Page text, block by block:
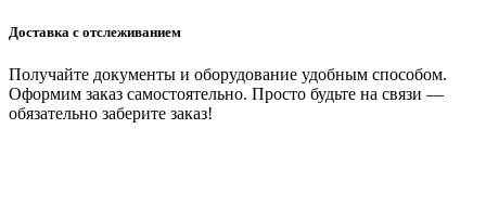
Доставка с отслеживанием
Получайте документы и оборудование удобным способом.
Оформим заказ самостоятельно. Просто будьте на связи —
обязательно заберите заказ!